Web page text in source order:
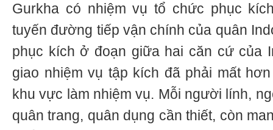
Gurkha có nhiệm vụ tổ chức phục
tuyến đường tiếp vận chính của quân
phục kích ở đoạn giữa hai căn cứ của
giao nhiệm vụ tập kích đã phải mất
khu vực làm nhiệm vụ. Mỗi người lính,
quân trang, quân dụng cần thiết, còn